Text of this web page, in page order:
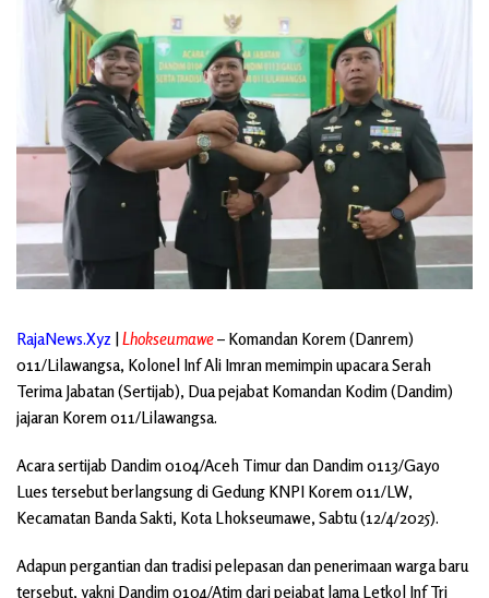
RajaNews.Xyz |Lhokseumawe– Komandan Korem (Danrem)
011/Lilawangsa, Kolonel Inf Ali Imran memimpin upacara Serah
Terima Jabatan (Sertijab), Dua pejabat Komandan Kodim (Dandim)
jajaran Korem 011/Lilawangsa.
Acara sertijab Dandim 0104/Aceh Timur dan Dandim 0113/Gayo
Lues tersebut berlangsung di Gedung KNPI Korem 011/LW,
Kecamatan Banda Sakti, Kota Lhokseumawe, Sabtu (12/4/2025).
Adapun pergantian dan tradisi pelepasan dan penerimaan warga baru
tersebut, yakni Dandim 0104/Atim dari pejabat lama Letkol Inf Tri